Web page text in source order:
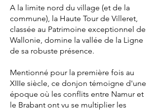
A la limite nord du village (et de la
commune), la Haute Tour de Villeret,
classée au Patrimoine exceptionnel de
Wallonie, domine la vallée de la Ligne
de sa robuste présence.
Mentionné pour la première fois au
XIIIe siècle, ce donjon témoigne d'une
époque où les conflits entre Namur et
le Brabant ont vu se multiplier les